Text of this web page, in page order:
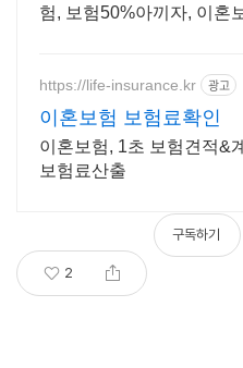
험, 보험50%아끼자, 이혼
https://life-insurance.kr 광고
이혼보험 보험료확인
이혼보험, 1초 보험견적&
보험료산출
2
구독하기